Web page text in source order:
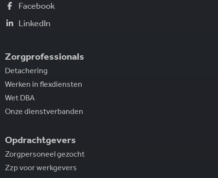
Facebook
LinkedIn
Zorgprofessionals
Detachering
Werken in flexdiensten
Wet DBA
Onze dienstverbanden
Opdrachtgevers
Zorgpersoneel gezocht
Zzp voor werkgevers